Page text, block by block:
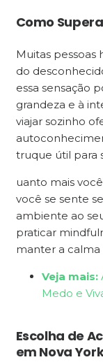
Como
Muitas pessoas
do
essa sensação
grandeza e à
viajar sozinho
truque útil para
uanto mais
você se sente
ambiente ao
praticar
manter a calma
Veja mais:
Medo e
Escolha de
em Nova